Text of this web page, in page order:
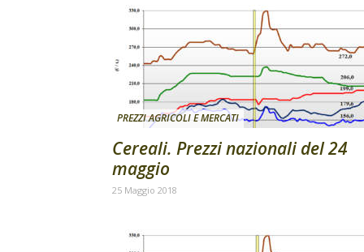
PREZZI AGRICOLI E MERCATI
Cereali. Prezzi nazionali del 24
maggio
25 Maggio 2018